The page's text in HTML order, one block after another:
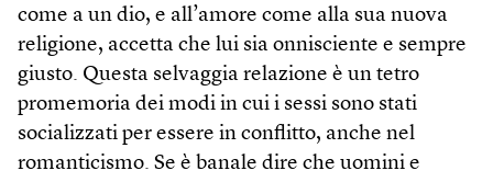
come a un dio, e all’amore come alla sua nuova
religione, accetta che lui sia onnisciente e sempre
giusto. Questa selvaggia relazione è un tetro
promemoria dei modi in cui i sessi sono stati
socializzati per essere in conflitto, anche nel
romanticismo. Se è banale dire che uomini e